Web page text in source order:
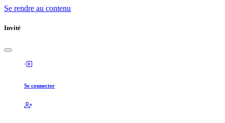
Se rendre au contenu
Invité
Se connecter